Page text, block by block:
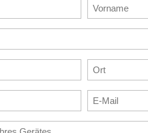
Vorname
Ort
E-